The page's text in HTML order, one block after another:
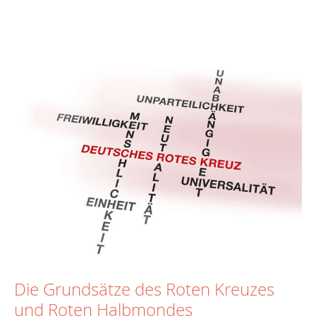
Die Grundsätze des Roten Kreuzes
und Roten Halbmondes